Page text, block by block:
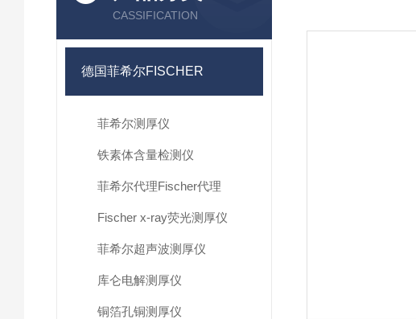
CASSIFICATION
德国菲希尔FISCHER
菲希尔测厚仪
铁素体含量检测仪
菲希尔代理Fischer代理
Fischer x-ray荧光测厚仪
菲希尔超声波测厚仪
库仑电解测厚仪
铜箔孔铜测厚仪